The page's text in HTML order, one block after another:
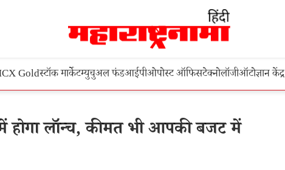
Goldस्टॉक मार्केटम्युचुअल फंडआईपीओपोस्ट ऑफिसटेक्नोलॉजीऑटोज्ञान केंद्र
लॉन्च, कीमत भी आपकी बजट में